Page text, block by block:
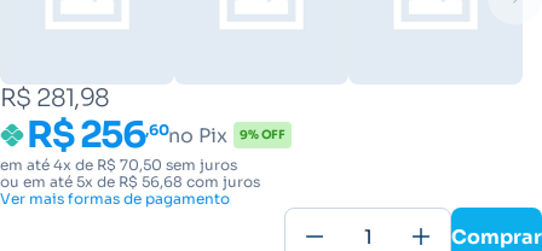
R$ 281,98
R$ 256,60no Pix 9% OFF
em até 4x de R$ 70,50 sem juros
ou em até 5x de R$ 56,68 com juros
Ver mais formas de pagamento
Comprar